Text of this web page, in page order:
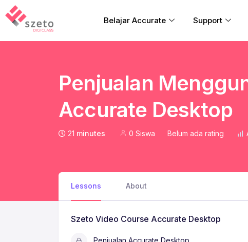
Belajar Accurate Support
Penjualan
Accurate Desktop
21 minutes 0 Siswa Belum ada rating
Lessons About
Szeto Video Course Accurate Desktop
Penjualan Accurate Desktop